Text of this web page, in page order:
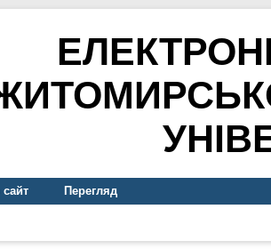
сайт Перегляд